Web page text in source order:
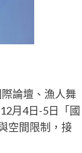
論壇、漁人舞
月4日-5日「國
空間限制，接